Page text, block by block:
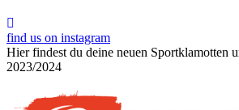
find us on instagram
Hier findest du deine neuen Sportklamotten
2023/2024